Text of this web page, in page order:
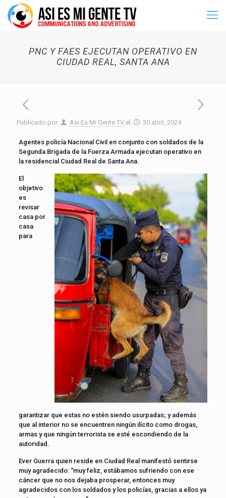
PNC Y FAES EJECUTAN OPERATIVO EN
CIUDAD REAL, SANTA ANA
Publicado por Asi Es Mi Gente TV el 30 abril, 2024
Agentes policía Nacional Civil en conjunto con soldados de la
Segunda Brigada de la Fuerza Armada ejecutan operativo en
la residencial Ciudad Real de Santa Ana.
El
objetivo
es
revisar
casa por
casa
para
garantizar que estas no estén siendo usurpadas; y además
que al interior no se encuentren ningún ilícito como drogas,
armas y que ningún terrorista se esté escondiendo de la
autoridad.
Ever Guerra quien reside en Ciudad Real manifestó sentirse
muy agradecido: “muy feliz, estábamos sufriendo con ese
cáncer que no nos dejaba prosperar, entonces muy
agradecidos con los soldados y los policías, gracias a ellos ya